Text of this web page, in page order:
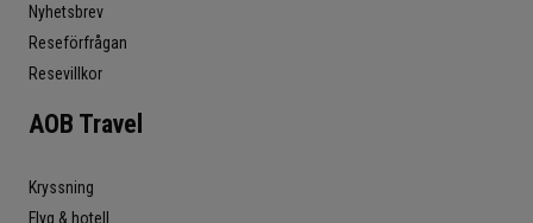
Nyhetsbrev
Reseförfrågan
Resevillkor
AOB Travel
Kryssning
Flyg & hotell